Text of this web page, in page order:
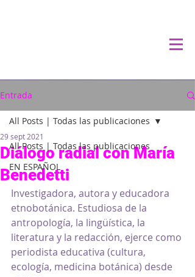
Entrada
All Posts | Todas las publicaciones
EN ESPAÑOL
All Posts | Todas las publicaciones
Diálogo radial con María
Benedetti
29 sept 2021
Investigadora, autora y educadora
etnobotánica. Estudiosa de la
antropología, la lingüística, la
literatura y la redacción, ejerce como
periodista educativa (cultura,
ecología, medicina botánica) desde